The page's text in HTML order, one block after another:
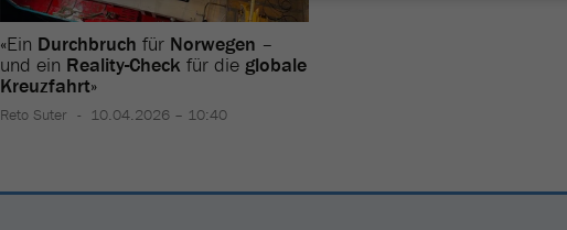
«Ein Durchbruch für Norwegen –
und ein Reality-Check für die globale
Kreuzfahrt»
Reto Suter 10.04.2026 – 10:40